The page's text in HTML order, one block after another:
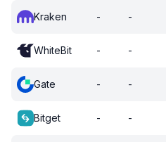
Kraken - -
WhiteBit - -
Gate - -
Bitget - -